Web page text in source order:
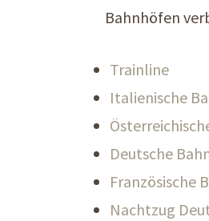
Bahnhöfen
Trainline
Italienische
Deutsche
Französische
Nachtzug